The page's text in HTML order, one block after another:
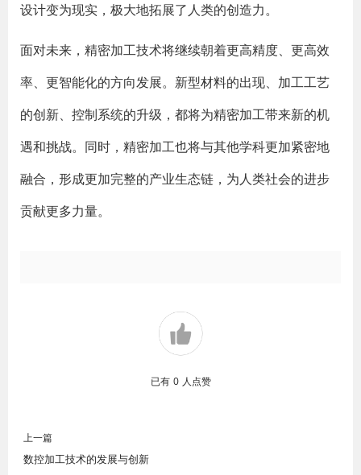
设计变为现实，极大地拓展了人类的创造力。
面对未来，精密加工技术将继续朝着更高精度、更高效
率、更智能化的方向发展。新型材料的出现、加工工艺
的创新、控制系统的升级，都将为精密加工带来新的机
遇和挑战。同时，精密加工也将与其他学科更加紧密地
融合，形成更加完整的产业生态链，为人类社会的进步
贡献更多力量。
已有 0 人点赞
上一篇
数控加工技术的发展与创新